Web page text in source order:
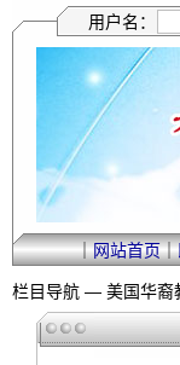
用户名：
｜网站首页｜
栏目导航 — 美国华裔